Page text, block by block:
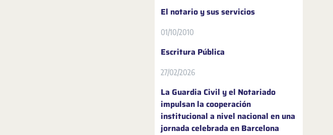
El notario y sus servicios
01/10/2010
Escritura Pública
27/02/2026
La Guardia Civil y el Notariado
impulsan la cooperación
institucional a nivel nacional en una
jornada celebrada en Barcelona